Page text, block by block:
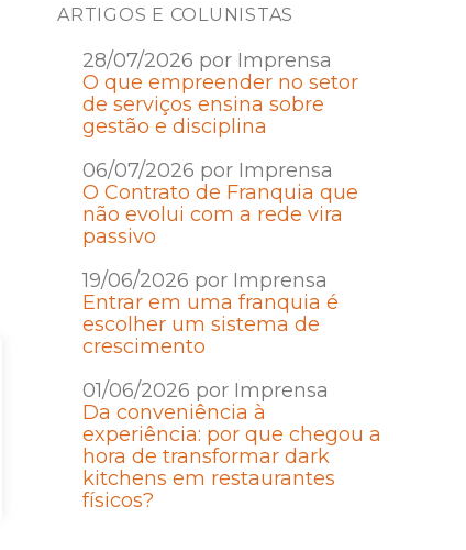
ARTIGOS E COLUNISTAS
28/07/2026 por Imprensa
O que empreender no setor
de serviços ensina sobre
gestão e disciplina
06/07/2026 por Imprensa
O Contrato de Franquia que
não evolui com a rede vira
passivo
19/06/2026 por Imprensa
Entrar em uma franquia é
escolher um sistema de
crescimento
01/06/2026 por Imprensa
Da conveniência à
experiência: por que chegou a
hora de transformar dark
kitchens em restaurantes
físicos?